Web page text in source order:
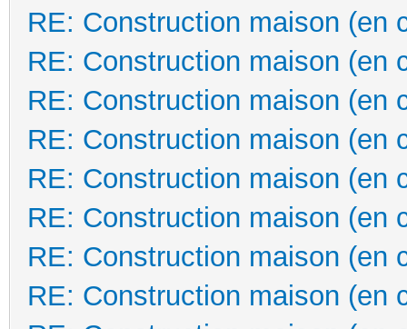
RE: Construction maison (en
RE: Construction maison (en
RE: Construction maison (en
RE: Construction maison (en
RE: Construction maison (en
RE: Construction maison (en
RE: Construction maison (en
RE: Construction maison (en